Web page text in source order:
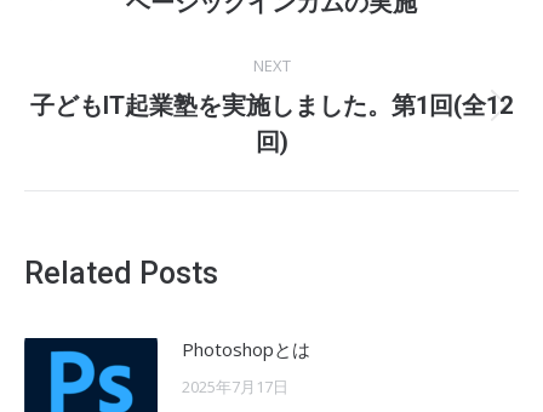
NEXT
Next
post:
子どもIT起業塾を実施しました。第1回(全12
回)
Related Posts
Photoshopとは
2025年7月17日